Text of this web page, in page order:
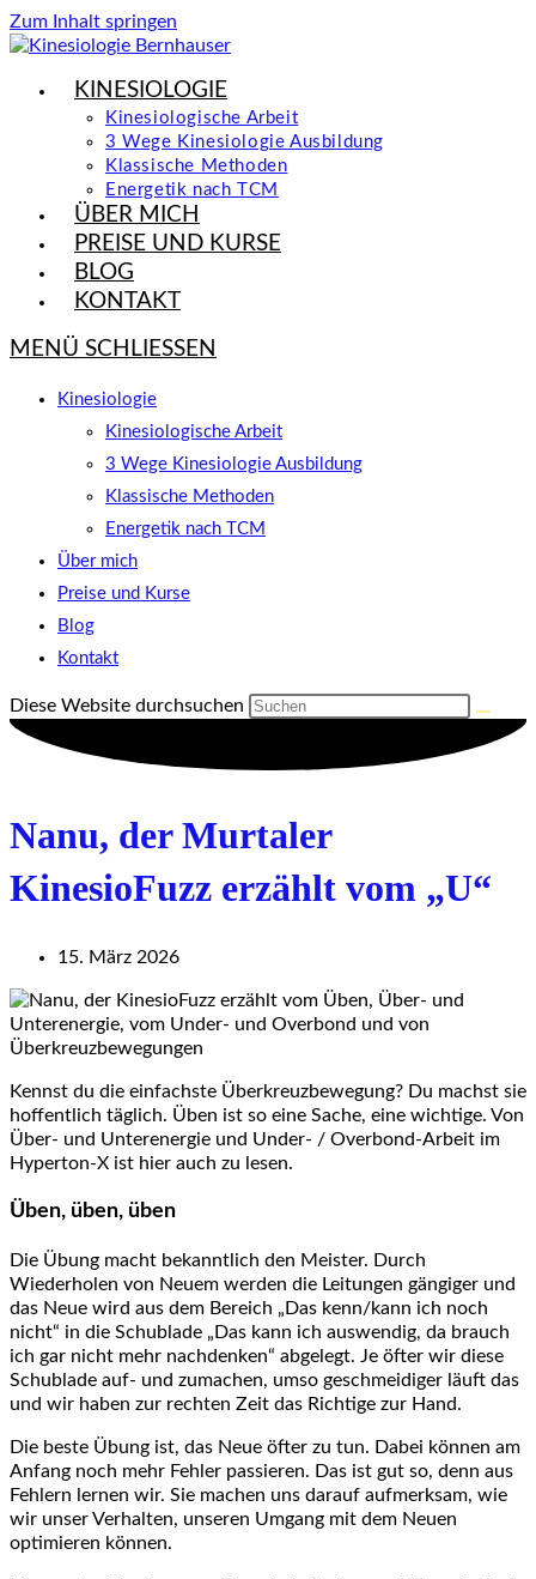
Zum Inhalt springen
KINESIOLOGIE
Kinesiologische Arbeit
3 Wege Kinesiologie Ausbildung
Klassische Methoden
Energetik nach TCM
ÜBER MICH
PREISE UND KURSE
BLOG
KONTAKT
MENÜ SCHLIESSEN
Kinesiologie
Kinesiologische Arbeit
3 Wege Kinesiologie Ausbildung
Klassische Methoden
Energetik nach TCM
Über mich
Preise und Kurse
Blog
Kontakt
Diese Website durchsuchen
Nanu, der Murtaler
KinesioFuzz erzählt vom „U“
15. März 2026
Kennst du die einfachste Überkreuzbewegung? Du machst sie
hoffentlich täglich. Üben ist so eine Sache, eine wichtige. Von
Über- und Unterenergie und Under- / Overbond-Arbeit im
Hyperton-X ist hier auch zu lesen.
Üben, üben, üben
Die Übung macht bekanntlich den Meister. Durch
Wiederholen von Neuem werden die Leitungen gängiger und
das Neue wird aus dem Bereich „Das kenn/kann ich noch
nicht“ in die Schublade „Das kann ich auswendig, da brauch
ich gar nicht mehr nachdenken“ abgelegt. Je öfter wir diese
Schublade auf- und zumachen, umso geschmeidiger läuft das
und wir haben zur rechten Zeit das Richtige zur Hand.
Die beste Übung ist, das Neue öfter zu tun. Dabei können am
Anfang noch mehr Fehler passieren. Das ist gut so, denn aus
Fehlern lernen wir. Sie machen uns darauf aufmerksam, wie
wir unser Verhalten, unseren Umgang mit dem Neuen
optimieren können.